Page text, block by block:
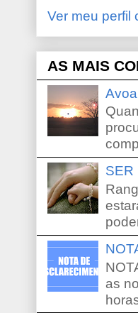
Ver meu perfil
AS MAIS
SER
as